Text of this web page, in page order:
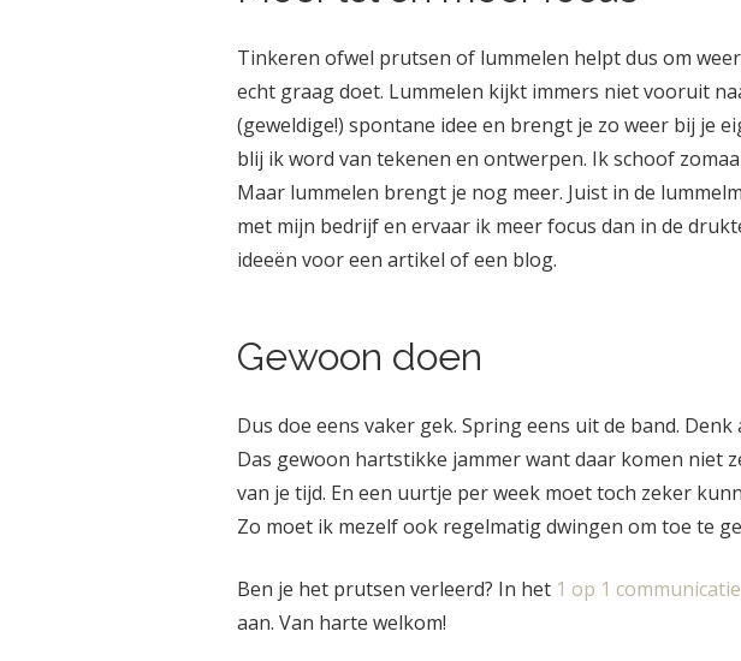
Tinkeren ofwel prutsen of lummelen helpt dus om
echt graag doet. Lummelen kijkt immers niet vooruit
(geweldige!) spontane idee en brengt je zo weer bij je
blij ik word van tekenen en ontwerpen. Ik schoof
Maar lummelen brengt je nog meer. Juist in de
met mijn bedrijf en ervaar ik meer focus dan in de
ideeën voor een artikel of een blog.
Gewoon doen
Dus doe eens vaker gek. Spring eens uit de band.
Das gewoon hartstikke jammer want daar komen niet
van je tijd. En een uurtje per week moet toch zeker
Zo moet ik mezelf ook regelmatig dwingen om toe te
Ben je het prutsen verleerd? In het 1 op 1
aan. Van harte welkom!